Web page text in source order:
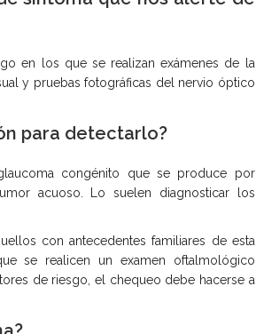
en los que se realizan exámenes de la
y pruebas fotográficas del nervio óptico
para detectarlo?
congénito que se produce por
acuoso. Lo suelen diagnosticar los
con antecedentes familiares de esta
se realicen un examen oftalmológico
de riesgo, el chequeo debe hacerse a